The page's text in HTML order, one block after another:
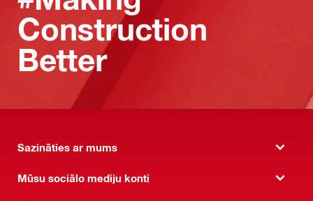
Construction
Better
Sazināties ar mums
Mūsu sociālo mediju konti